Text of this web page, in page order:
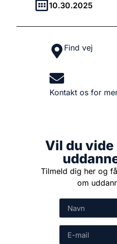
10.30.2025
Find vej
Kontakt os for
Vil du vide
Tilmeld dig her og
om